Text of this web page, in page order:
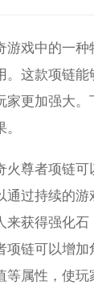
游戏中的一
。这款项链能
家更加强大
火尊者项链
通过持续的
来获得强化石
项链可以增
等属性，使